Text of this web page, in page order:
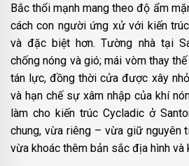
Bắc thổi mạnh mang theo độ ẩm
cách con người ứng xử với kiến
và đặc biệt hơn. Tường nhà tại
chống nóng và gió; mái vòm thay
tán lực, đồng thời cửa được xây
và hạn chế sự xâm nhập của khí
làm cho kiến trúc Cycladic ở
chung, vừa riêng – vừa giữ nguyên
vừa khoác thêm bản sắc địa hình và